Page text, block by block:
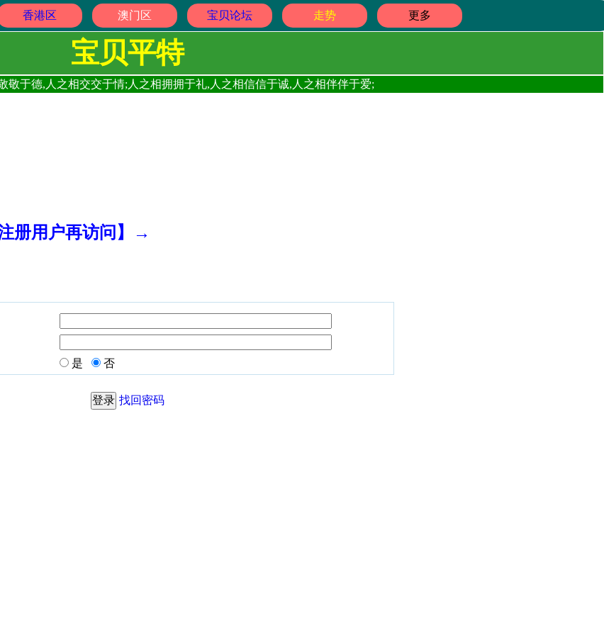
香港区 澳门区 宝贝论坛 走势 更多
宝贝平特
敬于德,人之相交交于情;人之相拥拥于礼,人之相信信于诚,人之相伴伴于爱;
册用户再访问】→
是 否
找回密码